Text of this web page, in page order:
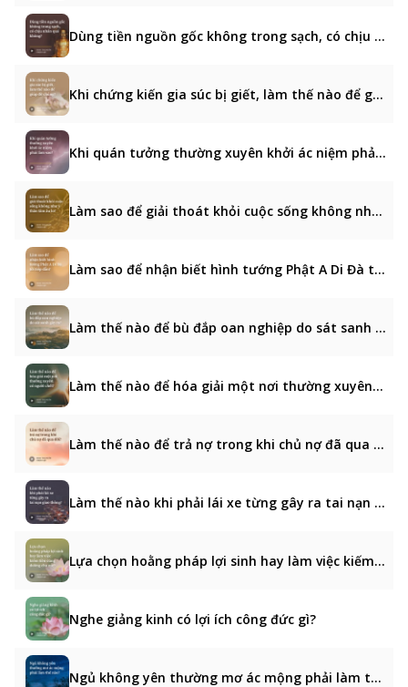
Dùng tiền nguồn gốc không trong sạch, có chịu nhân quả không?
Khi chứng kiến gia súc bị giết, làm thế nào để giúp đỡ chúng?
Khi quán tưởng thường xuyên khởi ác niệm phải làm sao?
Làm sao để giải thoát khỏi cuộc sống không như ý thân tâm âu lo?
Làm sao để nhận biết hình tướng Phật A Di Đà tới tiếp dẫn?
Làm thế nào để bù đắp oan nghiệp do sát sanh gây ra?
Làm thế nào để hóa giải một nơi thường xuyên có người chết?
Làm thế nào để trả nợ trong khi chủ nợ đã qua đời?
Làm thế nào khi phải lái xe từng gây ra tai nạn giao thông?
Lựa chọn hoằng pháp lợi sinh hay làm việc kiếm tiền cúng dường cha mẹ?
Nghe giảng kinh có lợi ích công đức gì?
Ngủ không yên thường mơ ác mộng phải làm thế nào?